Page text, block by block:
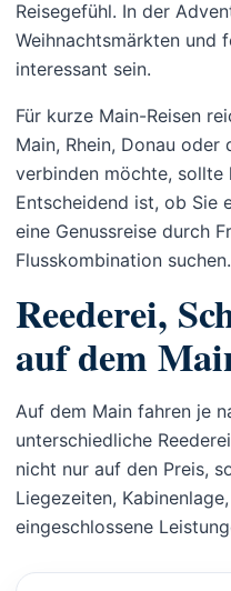
Reisegefühl. In der
Weihnachtsmärkten und
interessant sein.
Für kurze Main-Reisen
Main, Rhein, Donau oder
verbinden möchte, sollte
Entscheidend ist, ob Sie
eine Genussreise durch
Flusskombination suchen.
Reederei,
auf dem
Auf dem Main fahren je
unterschiedliche
nicht nur auf den Preis,
Liegezeiten,
eingeschlossene